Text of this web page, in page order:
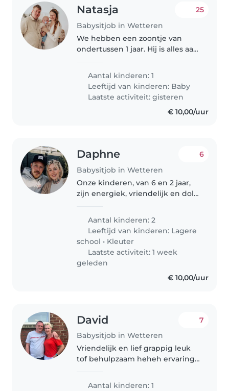
Natasja
Babysitjob in Wetteren
25
We hebben een zoontje van
ondertussen 1 jaar. Hij is alles aan
vrolijk. We proberen wel een
vaste routine te houden. Hij vind
het super om te spelen...
Aantal kinderen: 1
Leeftijd van kinderen: Baby
Laatste activiteit: gisteren
€ 10,00/uur
Daphne
Babysitjob in Wetteren
6
Onze kinderen, van 6 en 2 jaar,
zijn energiek, vriendelijk en dol
graag met huisdieren omgaat en
thuis kan oppassen. Contacteer..
Aantal kinderen: 2
Leeftijd van kinderen: Lagere
school • Kleuter
Laatste activiteit: 1 week
geleden
€ 10,00/uur
David
Babysitjob in Wetteren
7
Vriendelijk en lief grappig leuk
tof behulpzaam heheh ervaring
Aantal kinderen: 1